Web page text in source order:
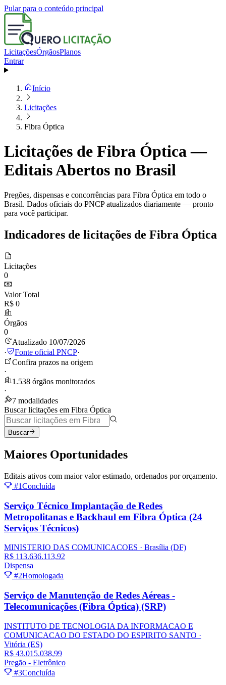
Pular para o conteúdo principal
LicitaçõesÓrgãosPlanos
Entrar
Início
Licitações
Fibra Óptica
Licitações de Fibra Óptica —
Editais Abertos no Brasil
Pregões, dispensas e concorrências para Fibra Óptica em todo o
Brasil. Dados oficiais do PNCP atualizados diariamente — pronto
para você participar.
Indicadores de licitações de Fibra Óptica
Licitações
0
Valor Total
R$ 0
Órgãos
0
Atualizado 10/07/2026
·
Fonte oficial PNCP·
Confira prazos na origem
·
1.538 órgãos monitorados
·
7 modalidades
Buscar licitações em Fibra Óptica
Buscar
Maiores Oportunidades
Editais ativos com maior valor estimado, ordenados por orçamento.
#1Concluída
Serviço Técnico Implantação de Redes
Metropolitanas e Backhaul em Fibra Óptica (24
Serviços Técnicos)
MINISTERIO DAS COMUNICACOES · Brasília (DF)
R$ 113.636.113,92
Dispensa
#2Homologada
Serviço de Manutenção de Redes Aéreas -
Telecomunicações (Fibra Óptica) (SRP)
INSTITUTO DE TECNOLOGIA DA INFORMACAO E
COMUNICACAO DO ESTADO DO ESPIRITO SANTO ·
Vitória (ES)
R$ 43.015.038,99
Pregão - Eletrônico
#3Concluída